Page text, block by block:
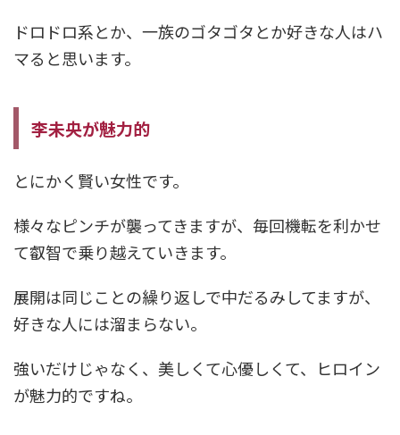
ドロドロ系とか、一族のゴタゴタとか好きな人はハ
マると思います。
李未央が魅力的
とにかく賢い女性です。
様々なピンチが襲ってきますが、毎回機転を利かせ
て叡智で乗り越えていきます。
展開は同じことの繰り返しで中だるみしてますが、
好きな人には溜まらない。
強いだけじゃなく、美しくて心優しくて、ヒロイン
が魅力的ですね。